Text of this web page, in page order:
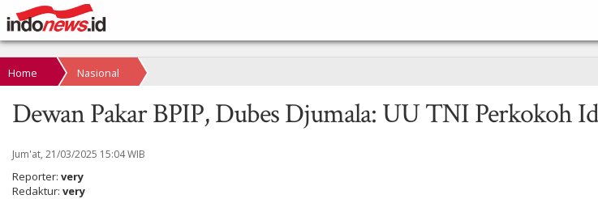
Home Nasional
Dewan Pakar BPIP, Dubes Djumala: UU TNI Perkokoh
Jum'at, 21/03/2025 15:04 WIB
Reporter: very
Redaktur: very